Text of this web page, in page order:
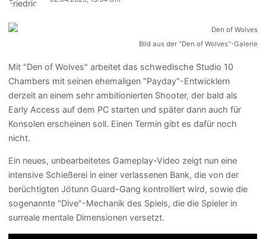
Bild aus der "Den of Wolves"-Galerie
Mit "Den of Wolves" arbeitet das schwedische Studio 10
Chambers mit seinen ehemaligen "Payday"-Entwicklern
derzeit an einem sehr ambitionierten Shooter, der bald als
Early Access auf dem PC starten und später dann auch für
Konsolen erscheinen soll. Einen Termin gibt es dafür noch
nicht.
Ein neues, unbearbeitetes Gameplay-Video zeigt nun eine
intensive Schießerei in einer verlassenen Bank, die von der
berüchtigten Jötunn Guard-Gang kontrolliert wird, sowie die
sogenannte "Dive"-Mechanik des Spiels, die die Spieler in
surreale mentale Dimensionen versetzt.